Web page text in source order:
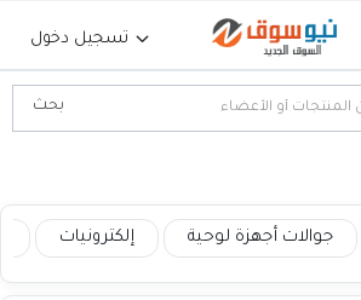
تسجيل دخول
جوالات أجهزة لوحية إلكترونيات